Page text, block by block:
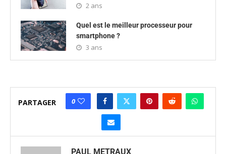
2 ans
Quel est le meilleur processeur pour
smartphone ?
3 ans
PARTAGER 0
PAUL METRAUX